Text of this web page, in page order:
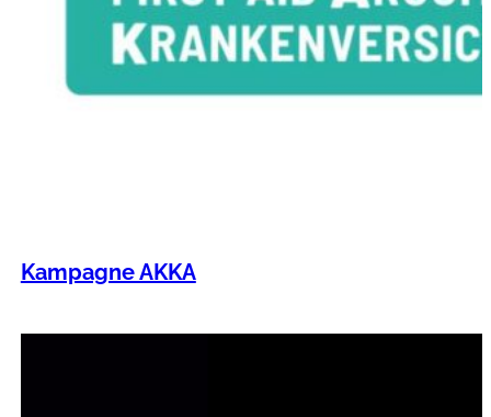
Kampagne AKKA